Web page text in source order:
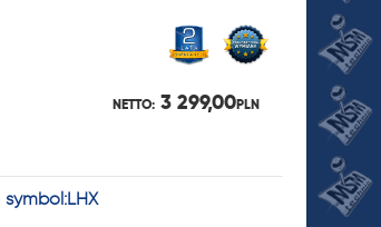
NETTO: 3 299,00PLN